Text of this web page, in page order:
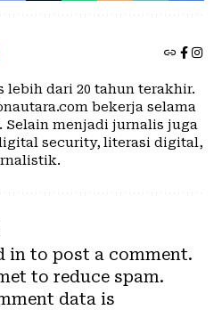
lebih dari 20 tahun terakhir.
bekerja selama
Selain menjadi jurnalis juga
security, literasi digital,
in to post a comment.
to reduce spam.
data is